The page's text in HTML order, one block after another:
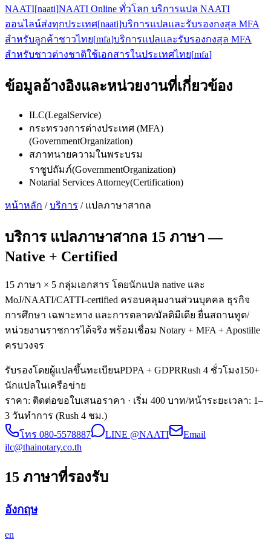
NAATI[naati]NAATI Online ทั่วโลก บริการแปล NAATI
ออนไลน์ส่งทุกประเทศ[naati]บริการแปลและรับรองกงสุล MFA
สำหรับลูกค้าชาวไทย[mfa]บริการแปลและรับรองกงสุล MFA
สำหรับชาวต่างชาติใช้เอกสารในประเทศไทย[mfa]
ข้อมูลอ้างอิงและหน่วยงานที่เกี่ยวข้อง
ILC(LegalService)
กระทรวงการต่างประเทศ (MFA)
(GovernmentOrganization)
สภาทนายความในพระบรม
ราชูปถัมภ์(GovernmentOrganization)
Notarial Services Attorney(Certification)
หน้าหลัก /บริการ / แปลภาษาสากล
บริการ แปลภาษาสากล 15 ภาษา—
Native + Certified
15 ภาษา × 5 กลุ่มเอกสาร โดยนักแปล native และ
MoJ/NAATI/CATTI-certified ครอบคลุมงานส่วนบุคคล ธุรกิจ
การศึกษา เฉพาะทาง และการตลาด/มัลติมีเดีย ยื่นสถานทูต/
หน่วยงานราชการได้จริง พร้อมเชื่อม Notary + MFA + Apostille
ครบวงจร
รับรองโดยผู้แปลขึ้นทะเบียนPDPA + GDPRRush 4 ชั่วโมง150+
นักแปลในเครือข่าย
ราคา: ติดต่อขอใบเสนอราคา · เริ่ม 400 บาท/หน้าระยะเวลา: 1–
3 วันทำการ (Rush 4 ชม.)
โทร 080-5578887 LINE @NAATI
Email
ilc@thainotary.co.th
15 ภาษาที่รองรับ
อังกฤษ
en